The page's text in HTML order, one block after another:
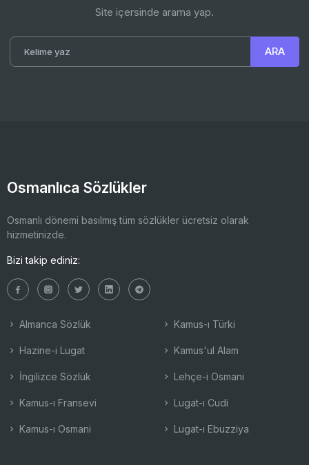
Site içersinde arama yap.
Osmanlıca Sözlükler
Osmanlı dönemi basılmış tüm sözlükler ücretsiz olarak
hizmetinizde.
Bizi takip ediniz:
Almanca Sözlük
Hazine-i Lugat
İngilizce Sözlük
Kamus-ı Fransevi
Kamus-ı Osmani
Kamus-ı Türki
Kamus'ul Alam
Lehçe-i Osmani
Lugat-ı Cudi
Lugat-ı Ebuzziya